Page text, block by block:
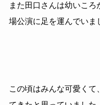
また田口さんは幼いこ
場公演に足を運んでいま
この頃はみんな可愛く